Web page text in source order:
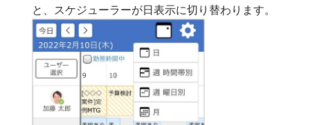
と、スケジューラーが日表示に切り替わります。